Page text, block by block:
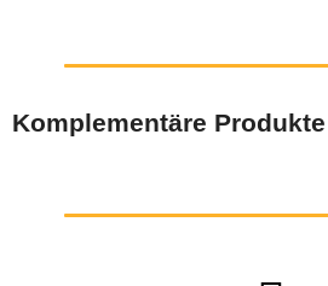
Komplementäre Produkte